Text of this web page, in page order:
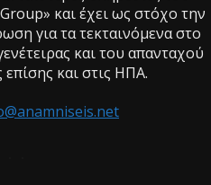
και έχει ως στόχο την
για τα τεκταινόμενα στο
και του απανταχού
και στις ΗΠΑ.